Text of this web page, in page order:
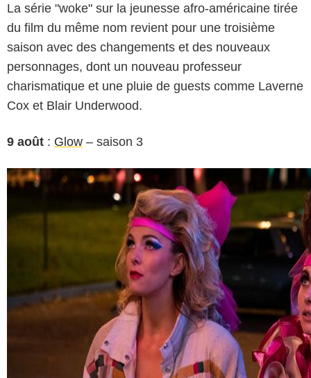
La série "woke" sur la jeunesse afro-américaine tirée
du film du même nom revient pour une troisième
saison avec des changements et des nouveaux
personnages, dont un nouveau professeur
charismatique et une pluie de guests comme Laverne
Cox et Blair Underwood.
9 août : Glow – saison 3